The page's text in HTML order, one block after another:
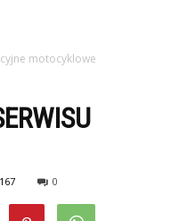
motocyklowe
167 0